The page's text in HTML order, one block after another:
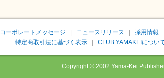
コーポレートメッセージ ニュースリリース 採用情報
特定商取引法に基づく表示
CLUB YAMAKEIについ
Copyright © 2002 Yama-Kei